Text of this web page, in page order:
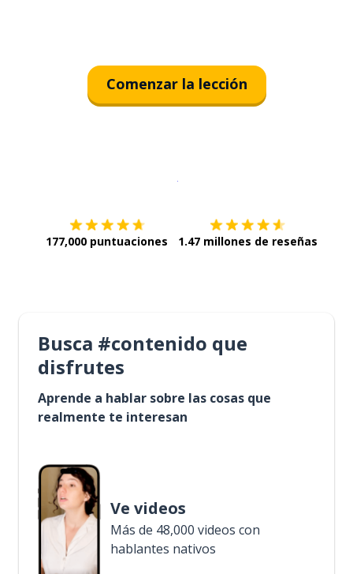
Comenzar la lección
177,000 puntuaciones 1.47 millones de reseñas
Busca #contenido que
disfrutes
Aprende a hablar sobre las cosas que
realmente te interesan
Ve videos
Más de 48,000 videos con
hablantes nativos